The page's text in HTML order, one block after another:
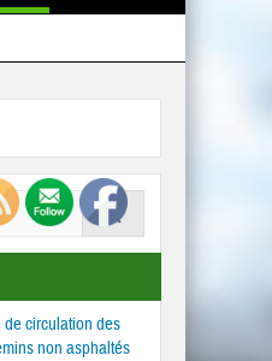
circulation des
non asphaltés